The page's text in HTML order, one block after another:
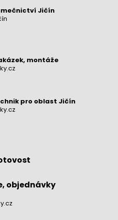
Jičín
montáže
pro oblast Jičín
objednávky